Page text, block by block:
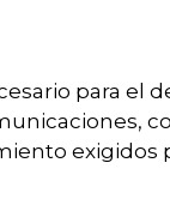
para el